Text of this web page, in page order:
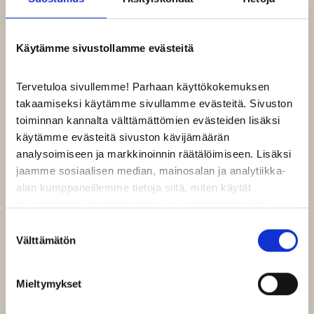
Käytämme sivustollamme evästeitä
Tervetuloa sivullemme! Parhaan käyttökokemuksen
takaamiseksi käytämme sivullamme evästeitä. Sivuston
toiminnan kannalta välttämättömien evästeiden lisäksi
käytämme evästeitä sivuston kävijämäärän
analysoimiseen ja markkinoinnin räätälöimiseen. Lisäksi
jaamme sosiaalisen median, mainosalan ja analytiikka-
alan kumppaneillemme tietoja siitä, miten käytät
kerätty, kun olet käyttänyt heidän palvelujaan.
kiinnostuksen kohteista sen perusteella millaisilla
valinta
Välttämätön
Mieltymykset